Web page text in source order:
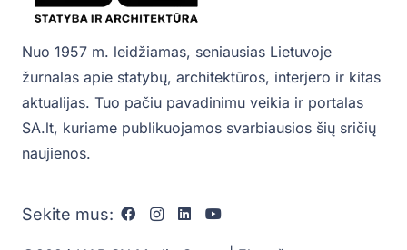
Nuo 1957 m. leidžiamas, seniausias Lietuvoje
žurnalas apie statybų, architektūros, interjero ir kitas
aktualijas. Tuo pačiu pavadinimu veikia ir portalas
SA.lt, kuriame publikuojamos svarbiausios šių sričių
naujienos.
Sekite mus: